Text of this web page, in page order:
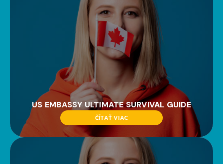
US EMBASSY ULTIMATE SURVIVAL GUIDE
ČÍTAŤ VIAC